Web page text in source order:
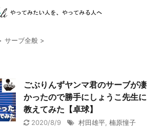
サーブ全般 >
ごぶりんずヤンマ君のサーブが凄
かったので勝手にしょうこ先生に
教えてみた【卓球】
2020/8/9 村田雄平 楠原憧子